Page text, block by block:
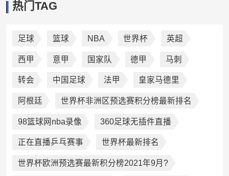
热门TAG
足球 篮球 NBA 世界杯 英超
西甲 意甲 国家队 德甲 马刺
转会 中国足球 法甲 皇家马德里
阿根廷 世界杯非洲区预选赛积分榜最新排名
98篮球网nba录像 360足球无插件直播
正在直播乒乓赛事 世界杯最新排名
世界杯欧洲预选赛最新积分榜2021年9月?